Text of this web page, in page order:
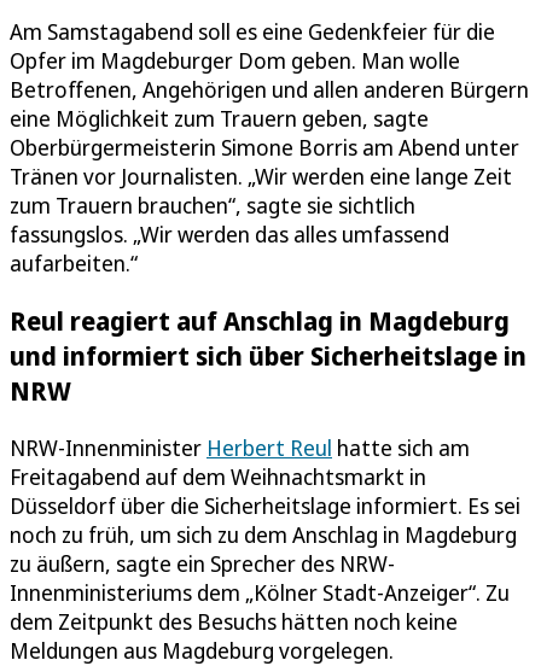
Am Samstagabend soll es eine Gedenkfeier für die
Opfer im Magdeburger Dom geben. Man wolle
Betroffenen, Angehörigen und allen anderen Bürgern
eine Möglichkeit zum Trauern geben, sagte
Oberbürgermeisterin Simone Borris am Abend unter
Tränen vor Journalisten. „Wir werden eine lange Zeit
zum Trauern brauchen“, sagte sie sichtlich
fassungslos. „Wir werden das alles umfassend
aufarbeiten.“
Reul reagiert auf Anschlag in Magdeburg
und informiert sich über Sicherheitslage in
NRW
NRW-Innenminister Herbert Reul hatte sich am
Freitagabend auf dem Weihnachtsmarkt in
Düsseldorf über die Sicherheitslage informiert. Es sei
noch zu früh, um sich zu dem Anschlag in Magdeburg
zu äußern, sagte ein Sprecher des NRW-
Innenministeriums dem „Kölner Stadt-Anzeiger“. Zu
dem Zeitpunkt des Besuchs hätten noch keine
Meldungen aus Magdeburg vorgelegen.